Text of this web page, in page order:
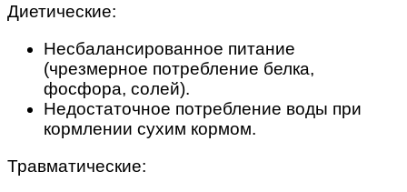
Диетические:
Несбалансированное питание
(чрезмерное потребление белка,
фосфора, солей).
Недостаточное потребление воды при
кормлении сухим кормом.
Травматические: